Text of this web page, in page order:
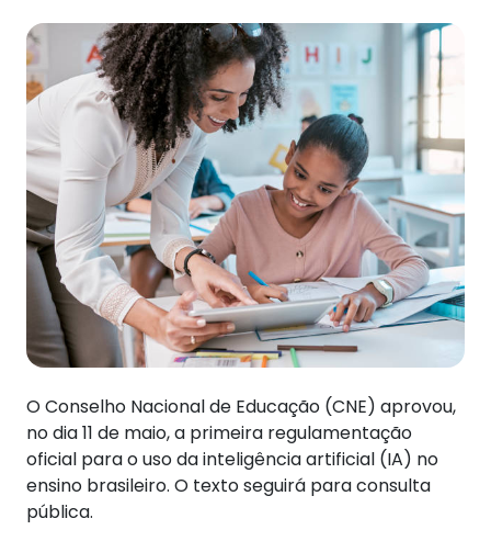
O Conselho Nacional de Educação (CNE) aprovou,
no dia 11 de maio, a primeira regulamentação
oficial para o uso da inteligência artificial (IA) no
ensino brasileiro. O texto seguirá para consulta
pública.